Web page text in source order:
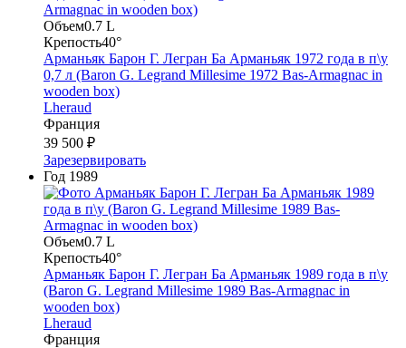
Объем0.7 L
Крепость40°
Арманьяк Барон Г. Легран Ба Арманьяк 1972 года в п\у
0,7 л (Baron G. Legrand Millesime 1972 Bas-Armagnac in
wooden box)
Lheraud
Франция
39 500 ₽
Зарезервировать
Год 1989
Объем0.7 L
Крепость40°
Арманьяк Барон Г. Легран Ба Арманьяк 1989 года в п\у
(Baron G. Legrand Millesime 1989 Bas-Armagnac in
wooden box)
Lheraud
Франция